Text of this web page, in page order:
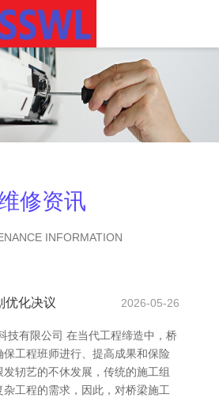
修资讯
INFORMATION
优化决议 2026-05-26
技有限公司 在当代工程缔造中，桥
工程班师进行、提高成果和保险
发轫艺的不休发展，传统的施工组
工程的需求，因此，对桥梁施工